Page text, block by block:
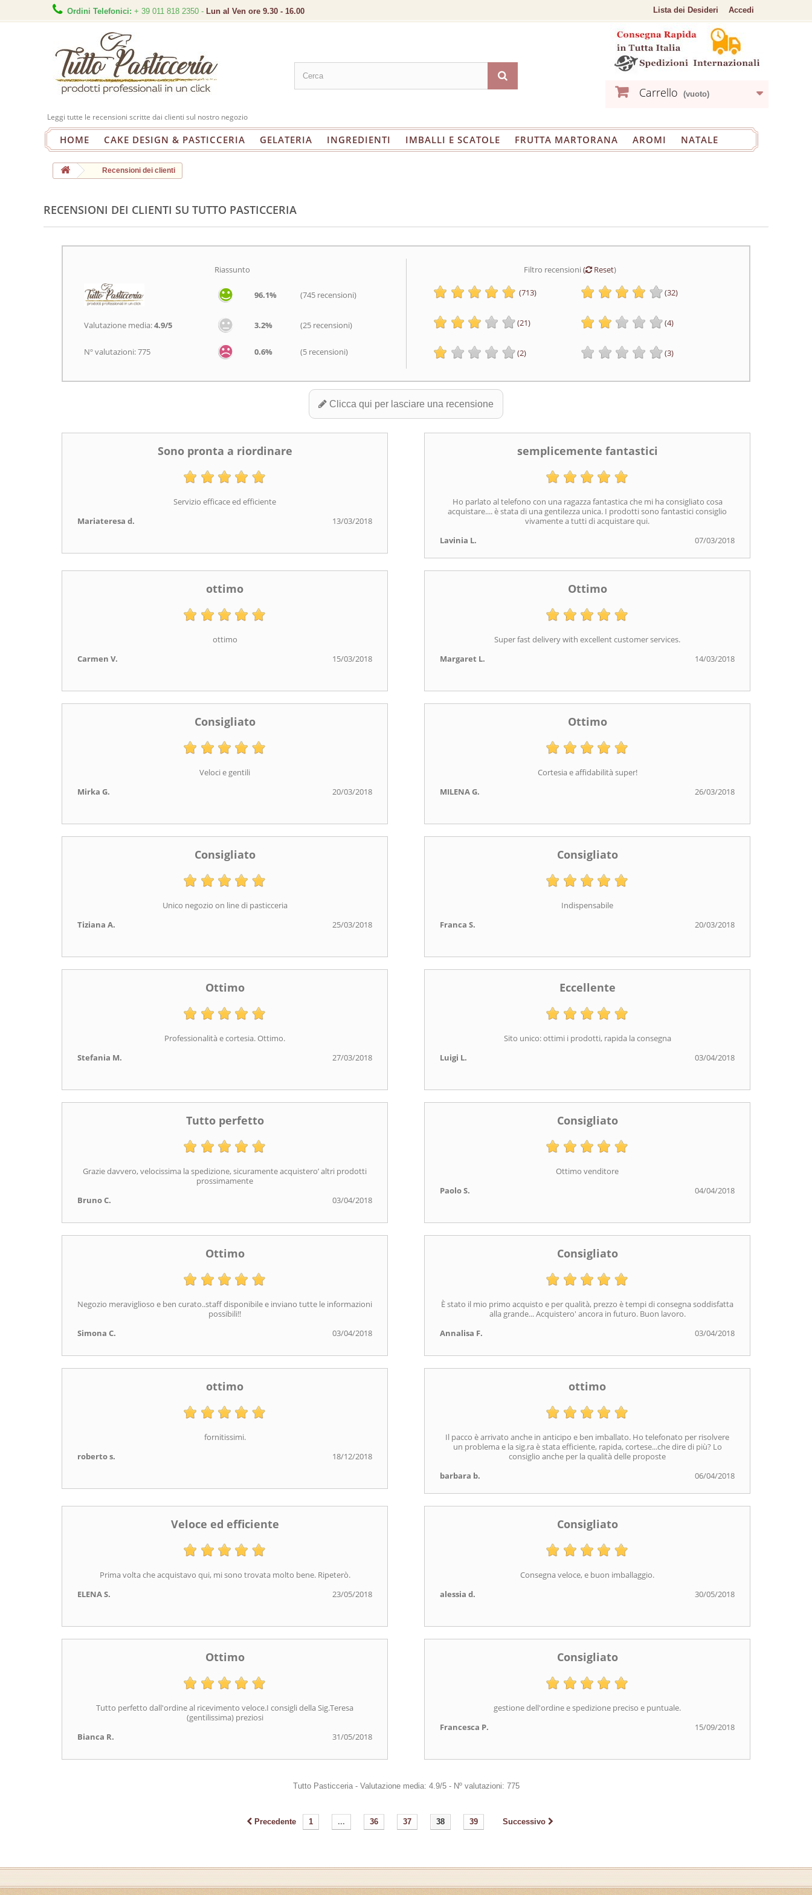
Accedi
Ordini Telefonici: + 39 011 818 2350 - Lun al Ven ore 9.30 - 16.00 Lista dei Desideri
Carrello (vuoto)
Leggi tutte le recensioni scritte dai clienti sul nostro negozio
HOME CAKE DESIGN & PASTICCERIA GELATERIA INGREDIENTI IMBALLI E SCATOLE FRUTTA MARTORANA AROMI NATALE
Recensioni dei clienti
RECENSIONI DEI CLIENTI SU TUTTO PASTICCERIA
Riassunto
96.1% (745 recensioni)
Valutazione media:4.9/5 3.2% (25 recensioni)
Nº valutazioni: 775 0.6% (5 recensioni)
Filtro recensioni( Reset)
(713) (32)
(21) (4)
(2) (3)
Clicca qui per lasciare una recensione
Sono pronta a riordinare
Servizio efficace ed efficiente
Mariateresa d.
13/03/2018
semplicemente fantastici
Ho parlato al telefono con una ragazza fantastica che mi ha consigliato cosa
acquistare.... è stata di una gentilezza unica. I prodotti sono fantastici consiglio
vivamente a tutti di acquistare qui.
Lavinia L.
07/03/2018
ottimo
ottimo
Carmen V.
15/03/2018
Ottimo
Super fast delivery with excellent customer services.
Margaret L.
14/03/2018
Consigliato
Veloci e gentili
Mirka G.
20/03/2018
Ottimo
Cortesia e affidabilità super!
MILENA G.
26/03/2018
Consigliato
Unico negozio on line di pasticceria
Tiziana A.
25/03/2018
Consigliato
Indispensabile
Franca S.
20/03/2018
Ottimo
Professionalità e cortesia. Ottimo.
Stefania M.
27/03/2018
Eccellente
Sito unico: ottimi i prodotti, rapida la consegna
Luigi L.
03/04/2018
Tutto perfetto
Grazie davvero, velocissima la spedizione, sicuramente acquistero’ altri prodotti
prossimamente
Bruno C.
03/04/2018
Consigliato
Ottimo venditore
Paolo S.
04/04/2018
Ottimo
Negozio meraviglioso e ben curato..staff disponibile e inviano tutte le informazioni
possibili!!
Simona C.
03/04/2018
Consigliato
È stato il mio primo acquisto e per qualità, prezzo è tempi di consegna soddisfatta
alla grande... Acquistero' ancora in futuro. Buon lavoro.
Annalisa F.
03/04/2018
ottimo
fornitissimi.
roberto s.
18/12/2018
ottimo
Il pacco è arrivato anche in anticipo e ben imballato. Ho telefonato per risolvere
un problema e la sig.ra è stata efficiente, rapida, cortese...che dire di più? Lo
consiglio anche per la qualità delle proposte
barbara b.
06/04/2018
Veloce ed efficiente
Prima volta che acquistavo qui, mi sono trovata molto bene. Ripeterò.
ELENA S.
23/05/2018
Consigliato
Consegna veloce, e buon imballaggio.
alessia d.
30/05/2018
Ottimo
Tutto perfetto dall'ordine al ricevimento veloce.I consigli della Sig.Teresa
(gentilissima) preziosi
Bianca R.
31/05/2018
Consigliato
gestione dell'ordine e spedizione preciso e puntuale.
Francesca P.
15/09/2018
Tutto Pasticceria- Valutazione media: 4.9/5- Nº valutazioni: 775
Precedente 1 ... 36 37 38 39 Successivo